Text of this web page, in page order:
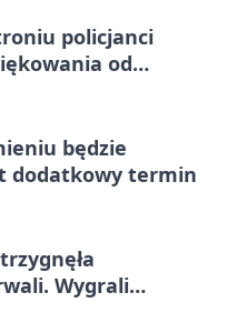
policjanci
od
będzie
dodatkowy termin
Wygrali